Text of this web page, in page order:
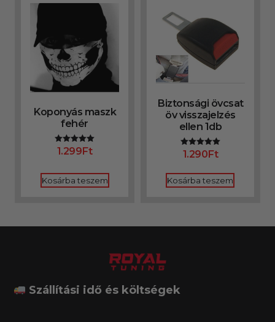
Koponyás maszk
fehér
Értékelés:
5.00
1.299Ft
Kosárba teszem
Biztonsági övcsat
öv visszajelzés
ellen 1db
Értékelés:
5.00
1.290Ft
Kosárba teszem
Szállítási idő és költségek